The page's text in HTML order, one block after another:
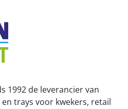
1992 de leverancier van
trays voor kwekers, retail